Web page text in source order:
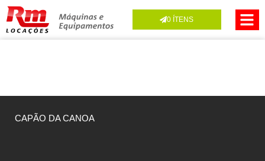
0 ÍTENS
CAPÃO DA CANOA